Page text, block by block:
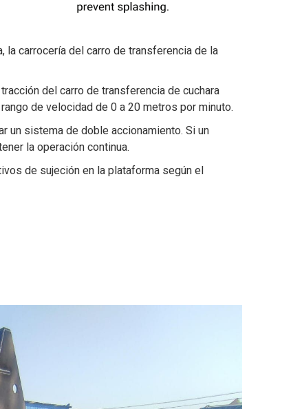
la carrocería del carro de transferencia de la
del carro de transferencia de cuchara
de velocidad de 0 a 20 metros por minuto.
un sistema de doble accionamiento. Si un
la operación continua.
de sujeción en la plataforma según el